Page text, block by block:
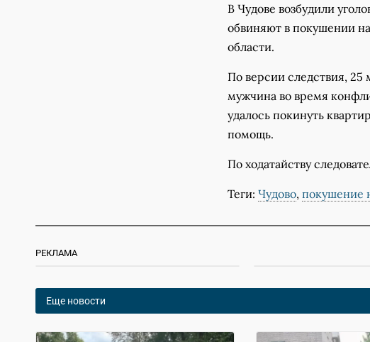
В Чудове возбудили
обвиняют в покушении
области.
По версии следствия, 25
мужчина во время
удалось покинуть
помощь.
По ходатайству
Теги: Чудово, покушение
РЕКЛАМА
Еще новости